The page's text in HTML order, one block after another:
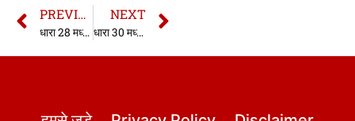
PREVIOUS
धारा 28 मध्यप्रदेश राज्य सुरक्षा अधिनियम 1990
NEXT
धारा 30 मध्यप्रदेश राज्य सुरक्षा अधिनियम 1990